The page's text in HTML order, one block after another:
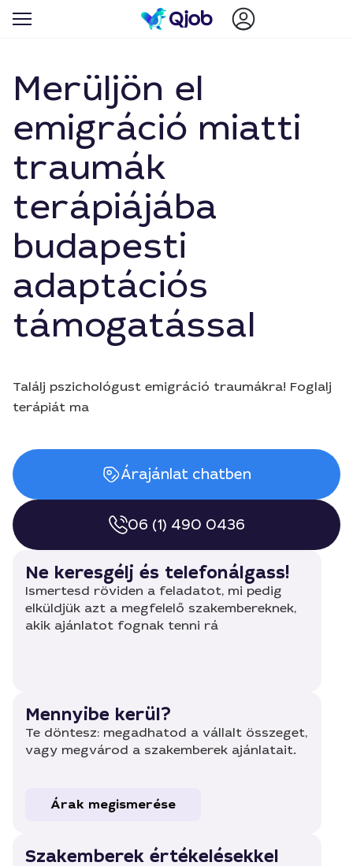
Merüljön el
emigráció miatti
traumák
terápiájába
budapesti
adaptációs
támogatással
Találj pszichológust emigráció traumákra! Foglalj
terápiát ma
Árajánlat chatben
06 (1) 490 0436
Ne keresgélj és telefonálgass!
Ismertesd röviden a feladatot, mi pedig
elküldjük azt a megfelelő szakembereknek,
akik ajánlatot fognak tenni rá
Mennyibe kerül?
Te döntesz: megadhatod a vállalt összeget,
vagy megvárod a szakemberek ajánlatait.
Árak megismerése
Szakemberek értékelésekkel